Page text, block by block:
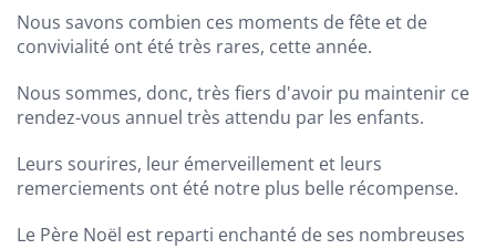
Nous savons combien ces moments de fête et de
convivialité ont été très rares, cette année.
Nous sommes, donc, très fiers d'avoir pu maintenir ce
rendez-vous annuel très attendu par les enfants.
Leurs sourires, leur émerveillement et leurs
remerciements ont été notre plus belle récompense.
Le Père Noël est reparti enchanté de ses nombreuses